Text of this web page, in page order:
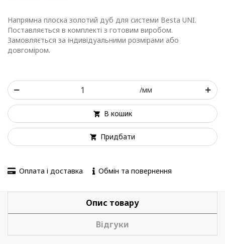
Напрямна плоска золотий дуб для системи Besta UNI.
Поставляється в комплекті з готовим виробом.
Замовляється за індивідуальними розмірами або
довгоміром.
/мм
В кошик
Придбати
Оплата і доставка Обмін та повернення
Опис товару
Відгуки